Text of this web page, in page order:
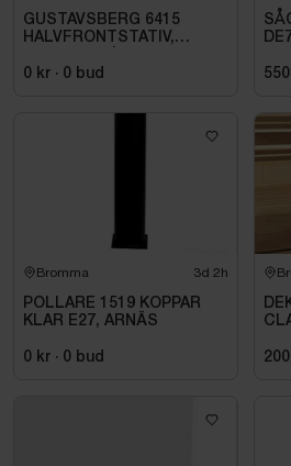
GUSTAVSBERG 6415
HALVFRONTSTATIV,
GB2164150100
0 kr · 0 bud
Bromma 3d 2h
POLLARE 1519 KOPPAR
KLAR E27, ARNÄS
0 kr · 0 bud